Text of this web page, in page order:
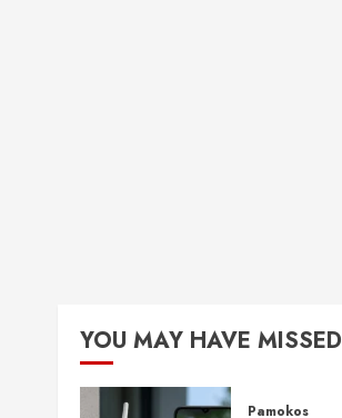
YOU MAY HAVE MISSED
Pamokos